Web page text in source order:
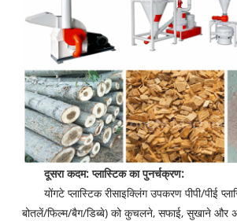
दूसरा कदम: प्लास्टिक का पुनर्चक्रण:
योंगटे प्लास्टिक रीसाइक्लिंग उपकरण पीपी/पीई
बोतलें/फिल्म/बैग/डिब्बे) को कुचलने, सफाई, सुखाने और